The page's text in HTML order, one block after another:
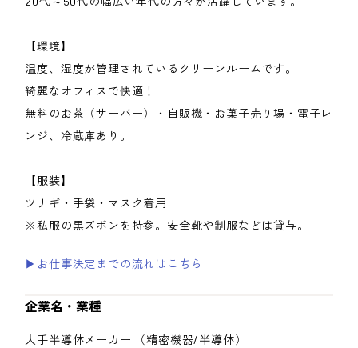
【環境】
温度、湿度が管理されているクリーンルームです。
綺麗なオフィスで快適！
無料のお茶（サーバー）・自販機・お菓子売り場・電子レ
ンジ、冷蔵庫あり。
【服装】
ツナギ・手袋・マスク着用
※私服の黒ズボンを持参。安全靴や制服などは貸与。
▶お仕事決定までの流れはこちら
企業名・業種
大手半導体メーカー （精密機器/半導体）